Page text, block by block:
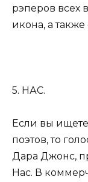
рэперов всех
икона, а
5. НАС.
Если вы
поэтов, то
Дара Джонс,
Нас. В